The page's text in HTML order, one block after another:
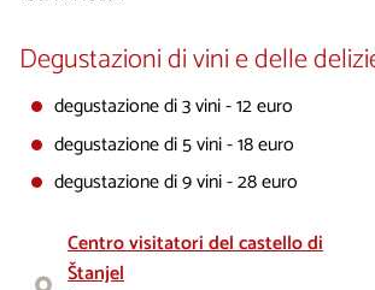
Degustazioni di vini e delle
degustazione di 3 vini - 12 euro
degustazione di 5 vini - 18 euro
degustazione di 9 vini - 28 euro
Centro visitatori del castello di
Štanjel